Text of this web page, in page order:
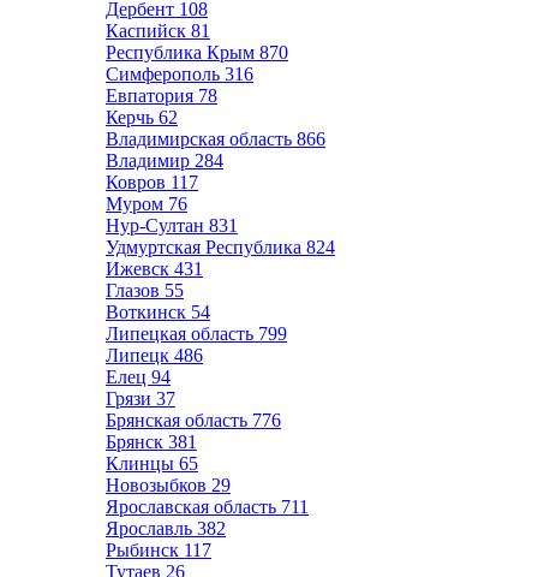
Дербент 108
Каспийск 81
Республика Крым 870
Симферополь 316
Евпатория 78
Керчь 62
Владимирская область 866
Владимир 284
Ковров 117
Муром 76
Нур-Султан 831
Удмуртская Республика 824
Ижевск 431
Глазов 55
Воткинск 54
Липецкая область 799
Липецк 486
Елец 94
Грязи 37
Брянская область 776
Брянск 381
Клинцы 65
Новозыбков 29
Ярославская область 711
Ярославль 382
Рыбинск 117
Тутаев 26